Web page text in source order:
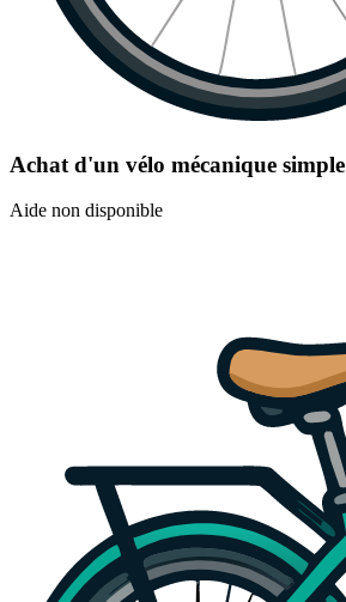
Achat d'un vélo mécanique simple
Aide non disponible